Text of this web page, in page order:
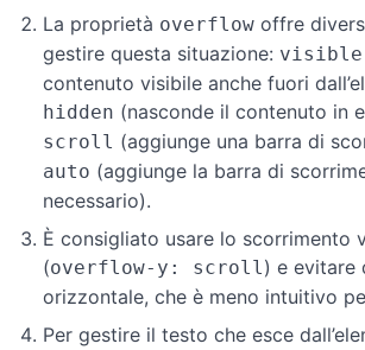
Concetti
chiave
Elementi
design
Layout
Responsive
Design
La proprietà overflow offre
gestire questa situazione: visible
contenuto visibile anche fuori
hidden (nasconde il contenuto in
scroll (aggiunge una barra di
auto (aggiunge la barra di
necessario).
È consigliato usare lo scorrimento
(overflow-y: scroll) e evitare
orizzontale, che è meno intuitivo
Per gestire il testo che esce